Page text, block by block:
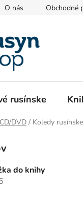
O nás Obchodné
rusínske
CD/DVD / Koledy rusínske
do knihy